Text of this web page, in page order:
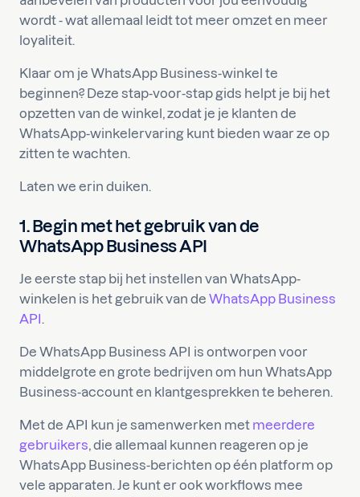
wordt - wat allemaal leidt tot meer omzet en meer
loyaliteit.
Klaar om je WhatsApp Business-winkel te
beginnen? Deze stap-voor-stap gids helpt je bij het
opzetten van de winkel, zodat je je klanten de
WhatsApp-winkelervaring kunt bieden waar ze op
zitten te wachten.
Laten we erin duiken.
1. Begin met het gebruik van de
WhatsApp Business API
Je eerste stap bij het instellen van WhatsApp-
winkelen is het gebruik van de WhatsApp Business
API.
De WhatsApp Business API is ontworpen voor
middelgrote en grote bedrijven om hun WhatsApp
Business-account en klantgesprekken te beheren.
Met de API kun je samenwerken met meerdere
gebruikers, die allemaal kunnen reageren op je
WhatsApp Business-berichten op één platform op
vele apparaten. Je kunt er ook workflows mee